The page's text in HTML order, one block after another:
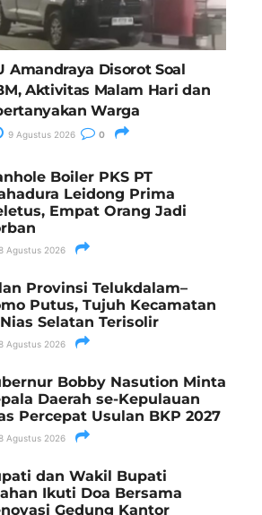
Amandraya Disorot Soal
Aktivitas Malam Hari dan
Warga
9 Agustus 2026 0
Boiler PKS PT
Leidong Prima
Empat Orang Jadi
Agustus 2026
Provinsi Telukdalam–
Putus, Tujuh Kecamatan
Selatan Terisolir
Agustus 2026
Bobby Nasution Minta
Daerah se-Kepulauan
Percepat Usulan BKP 2027
Agustus 2026
dan Wakil Bupati
Ikuti Doa Bersama
Gedung Kantor